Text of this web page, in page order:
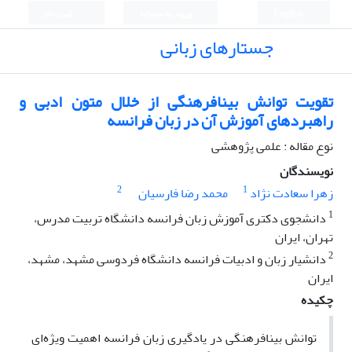
جستارهای زبانی
تقویت توانش بینافرهنگی از خلال متون ادبی و
راهبردهای آموزش آن در زبان فرانسه
نوع مقاله : علمی پژوهشی
نویسندگان
زهرا سعادت نژاد 1 محمد رضا فارسیان
2
1 دانشجوی دکتری آموزش زبان فرانسه دانشگاه تربیت مدرس،
تهران، ایران
2دانشیار زبان و ادبیات فرانسه دانشگاه فردوسی مشهد، مشهد،
ایران
چکیده
توانش بینافرهنگی در یادگیری زبان فرانسه اهمیت ویژه‌ای